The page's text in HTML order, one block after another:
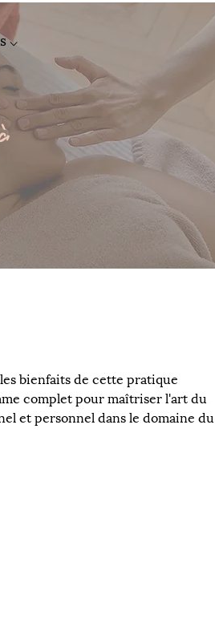
⌵
bienfaits de cette pratique
complet pour maîtriser l'art du
et personnel dans le domaine du